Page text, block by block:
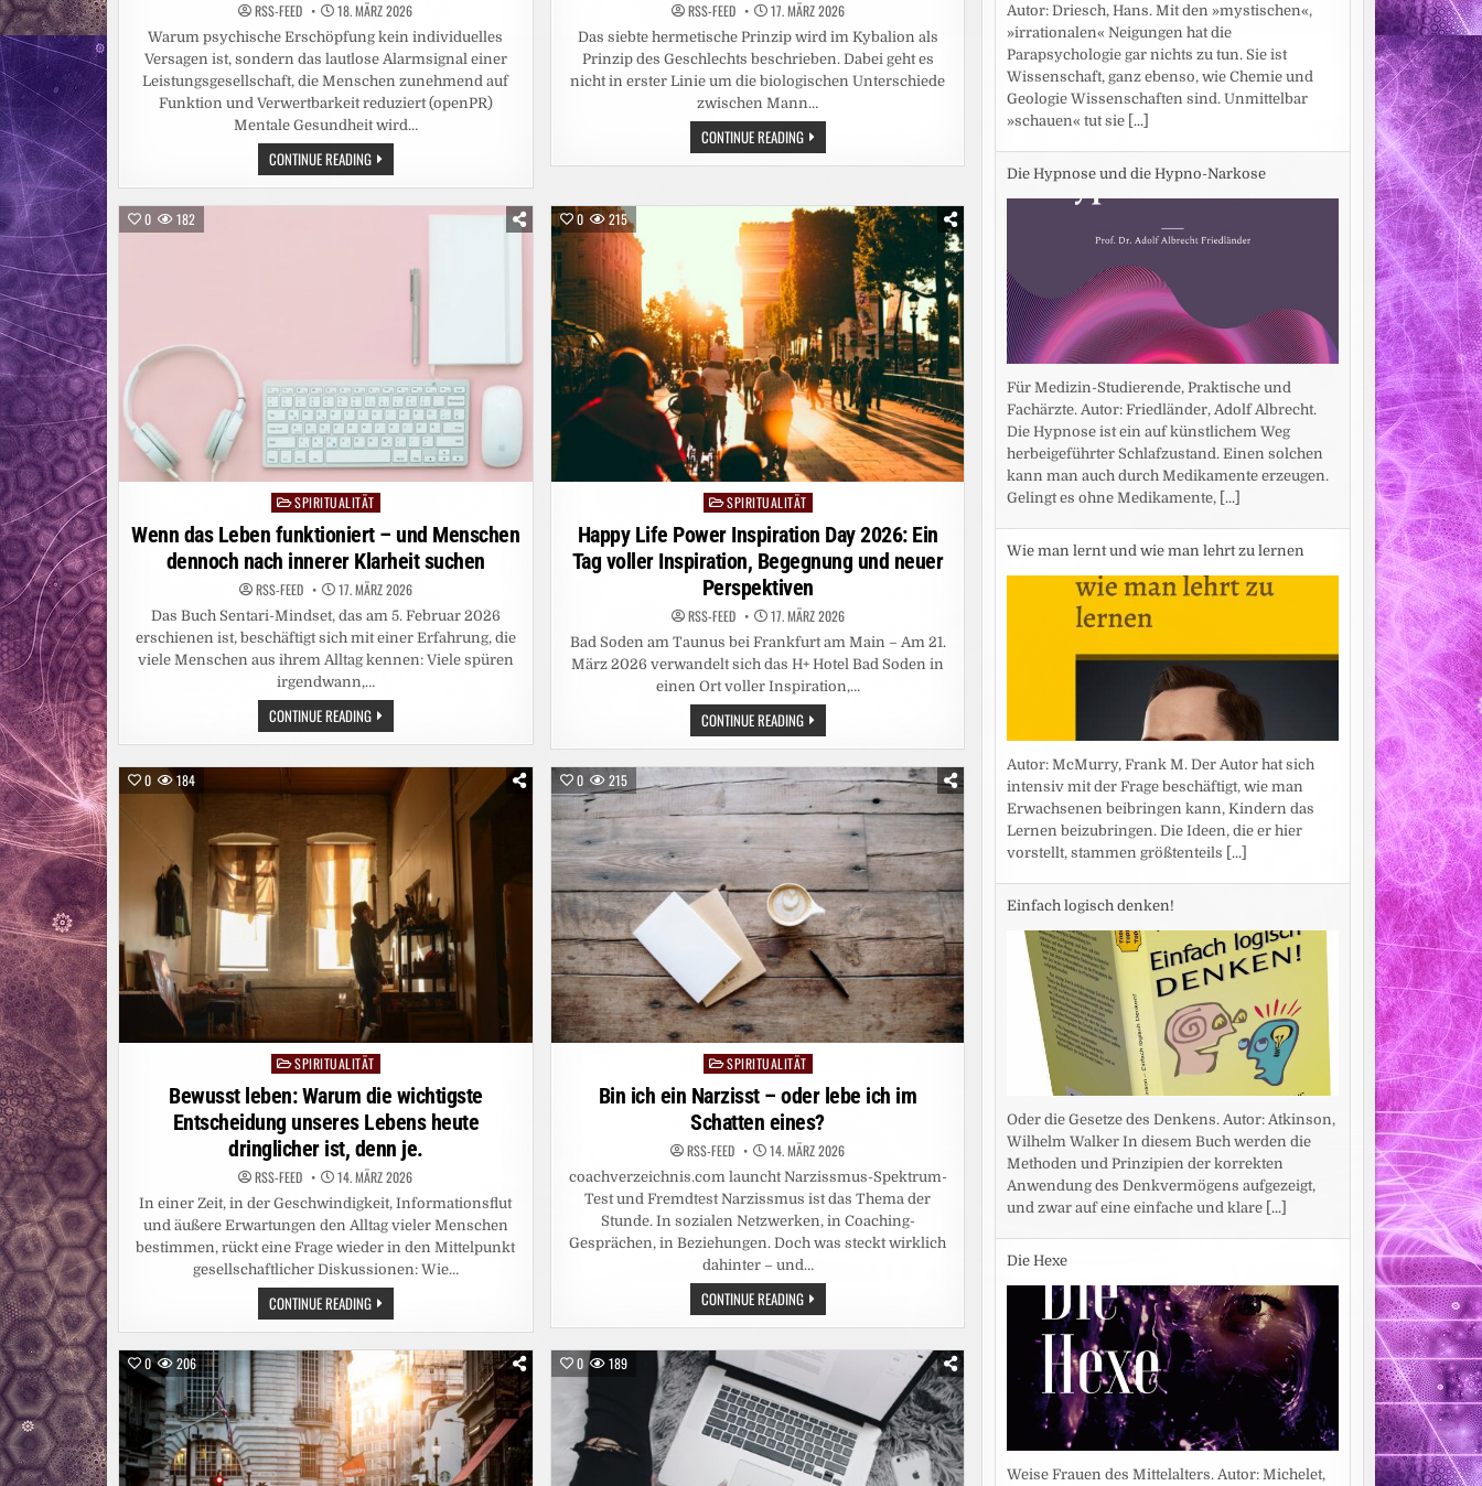
RSS-FEED 18. MÄRZ 2026
Warum psychische Erschöpfung kein individuelles
Versagen ist, sondern das lautlose Alarmsignal einer
Leistungsgesellschaft, die Menschen zunehmend auf
Funktion und Verwertbarkeit reduziert (openPR)
Mentale Gesundheit wird…
CONTINUE READINGMENTALE
GESUNDHEIT:
ALARMSIGNAL
EINER
LEISTUNGSGESELLSCHAFT,
FUNKTIONSEINHEITEN
RSS-FEED 17. MÄRZ 2026
Das siebte hermetische Prinzip wird im Kybalion als
Prinzip des Geschlechts beschrieben. Dabei geht es
nicht in erster Linie um die biologischen Unterschiede
zwischen Mann…
CONTINUE READINGKLANGHEILUNG
UND
HERMETIK:
DES
GESCHLECHTS
SCHÖPFERISCHE
KRAFT
IM
UNIVERSUM
0 182
Posted
in
SPIRITUALITÄT
Wenn das Leben funktioniert – und Menschen
dennoch nach innerer Klarheit suchen
RSS-FEED 17. MÄRZ 2026
Das Buch Sentari-Mindset, das am 5. Februar 2026
erschienen ist, beschäftigt sich mit einer Erfahrung, die
viele Menschen aus ihrem Alltag kennen: Viele spüren
irgendwann,…
CONTINUE READINGWENN
DAS
LEBEN
–
UND
MENSCHEN
DENNOCH
NACH
INNERER
KLARHEIT
SUCHEN
0 215
PostedSPIRITUALITÄT
Happy Life Power Inspiration Day 2026: Ein
Tag voller Inspiration, Begegnung und neuer
Perspektiven
RSS-FEED 17. MÄRZ 2026
Bad Soden am Taunus bei Frankfurt am Main – Am 21.
März 2026 verwandelt sich das H+ Hotel Bad Soden in
einen Ort voller Inspiration,…
CONTINUE READINGHAPPY
LIFE
POWER
INSPIRATION
DAY
2026:
EIN
TAG
VOLLER
INSPIRATION,
BEGEGNUNG
NEUER
PERSPEKTIVEN
0 184
PostedSPIRITUALITÄT
Bewusst leben: Warum die wichtigste
Entscheidung unseres Lebens heute
dringlicher ist, denn je.
RSS-FEED 14. MÄRZ 2026
In einer Zeit, in der Geschwindigkeit, Informationsflut
und äußere Erwartungen den Alltag vieler Menschen
bestimmen, rückt eine Frage wieder in den Mittelpunkt
gesellschaftlicher Diskussionen: Wie…
CONTINUE READINGBEWUSST
LEBEN:
WARUM
WICHTIGSTE
ENTSCHEIDUNG
UNSERES
LEBENS
HEUTE
DRINGLICHER
IST,
DENN
JE.
0 215
Posted
in
SPIRITUALITÄT
Bin ich ein Narzisst – oder lebe ich im
Schatten eines?
RSS-FEED 14. MÄRZ 2026
coachverzeichnis.com launcht Narzissmus-Spektrum-
Test und Fremdtest Narzissmus ist das Thema der
Stunde. In sozialen Netzwerken, in Coaching-
Gesprächen, in Beziehungen. Doch was steckt wirklich
dahinter – und…
CONTINUE READINGBIN
ICH
EIN
–
ODER
ICH
IM
SCHATTEN
EINES?
0 206 0 189
Autor: Driesch, Hans. Mit den »mystischen«,
»irrationalen« Neigungen hat die
Parapsychologie gar nichts zu tun. Sie ist
Wissenschaft, ganz ebenso, wie Chemie und
Geologie Wissenschaften sind. Unmittelbar
»schauen« tut sie [...]
Die Hypnose und die Hypno-Narkose
Für Medizin-Studierende, Praktische und
Fachärzte. Autor: Friedländer, Adolf Albrecht.
Die Hypnose ist ein auf künstlichem Weg
herbeigeführter Schlafzustand. Einen solchen
kann man auch durch Medikamente erzeugen.
Gelingt es ohne Medikamente, [...]
Wie man lernt und wie man lehrt zu lernen
Autor: McMurry, Frank M. Der Autor hat sich
intensiv mit der Frage beschäftigt, wie man
Erwachsenen beibringen kann, Kindern das
Lernen beizubringen. Die Ideen, die er hier
vorstellt, stammen größtenteils [...]
Einfach logisch denken!
Oder die Gesetze des Denkens. Autor: Atkinson,
Wilhelm Walker In diesem Buch werden die
Methoden und Prinzipien der korrekten
Anwendung des Denkvermögens aufgezeigt,
und zwar auf eine einfache und klare [...]
Die Hexe
Weise Frauen des Mittelalters. Autor: Michelet,